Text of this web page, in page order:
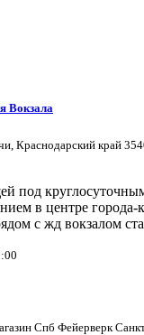
Вокзала
Краснодарский край
под
в центре города-
с жд вокзалом
Спб Фейерверк